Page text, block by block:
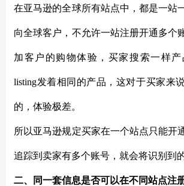
在亚马逊的全球所有站点中，都是一站
向全球客户，不允许一站注册开通多个
加客户的购物体验，买家搜索一样产
listing发着相同的产品，这对于买家来
的，体验极差。
所以亚马逊规定买家在一个站点只能开
追踪到卖家有多个账号，就会将识别到
二、同一套信息是否可以在不同站点注